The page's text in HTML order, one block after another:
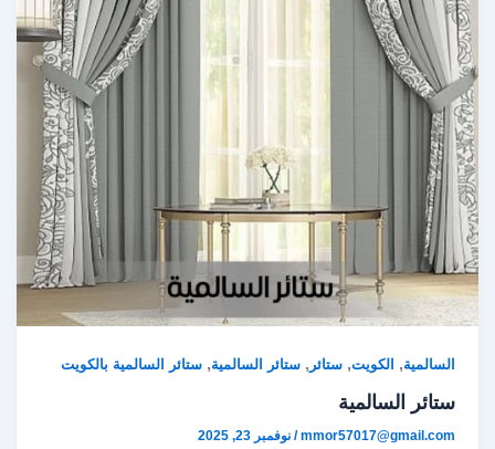
السالمية,الكويت,ستائر,ستائر السالمية,ستائر السالمية بالكويت
ستائر السالمية
mmor57017@gmail.com
/نوفمبر 23, 2025